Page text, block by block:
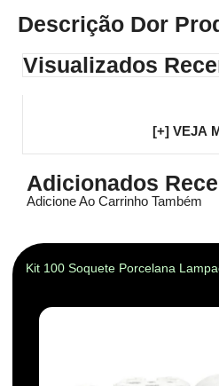
Descrição Dor
Visualizados
[+] VEJA
Adicionados
Adicione Ao Carrinho Também
Kit 100 Soquete Porcelana